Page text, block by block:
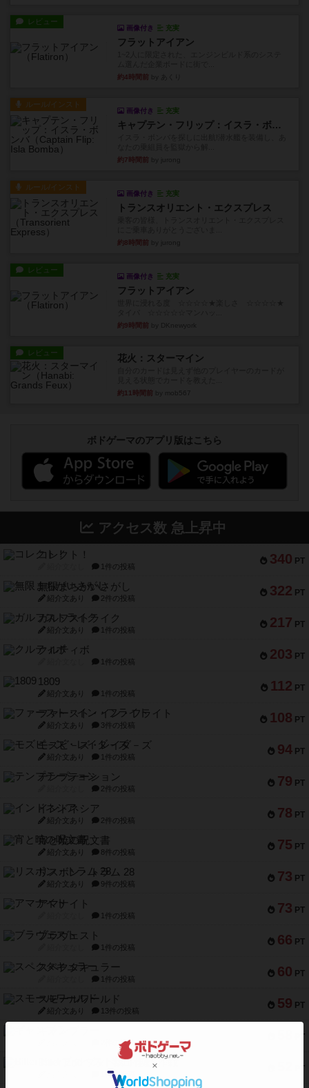
レビュー
画像付き 充実
フラットアイアン
約4時間前
ルール/インスト
画像付き 充実
キャプテン・フリップ：イスラ・ボンバ
約7時間前
ルール/インスト
画像付き 充実
トランスオリエント・エクスプレス
約8時間前
レビュー
画像付き 充実
フラットアイアン
約9時間前
レビュー 花火：スターマイン
約11時間前
ボドゲーマのアプリ版はこちら
アクセス数 急上昇中
340 PT
コレクト！
1件の投稿
322 PT
無限まちがいさがし
紹介文あり 2件の投稿
217 PT
ガルフストライク
紹介文あり 1件の投稿
203 PT
クルティボ
1件の投稿
112 PT
1809
紹介文あり 1件の投稿
108 PT
ファースト・イン・フライト
紹介文あり 3件の投稿
94 PT
モズビ－ズ・レイダ－ズ
紹介文あり 1件の投稿
79 PT
テンプテーション
2件の投稿
78 PT
インドネシア
紹介文あり 2件の投稿
75 PT
宵と暁の呪文書
紹介文あり 8件の投稿
73 PT
リスボン・トラム 28
紹介文あり 9件の投稿
73 PT
アマナイト
1件の投稿
66 PT
ブラヴェスト
1件の投稿
60 PT
スペクタキュラー
1件の投稿
59 PT
スモールワールド
紹介文あり 13件の投稿
PT
2件の投稿
PT
Bitter End ブタペスト救出作戦
1件の投稿